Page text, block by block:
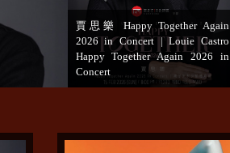
EXO燦烈巡回演唱會香港站 |
2023 Chanyeol Fancon the
Eternity in Hong Kong